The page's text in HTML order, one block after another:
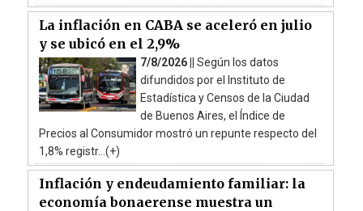
La inflación en CABA se aceleró en julio
y se ubicó en el 2,9%
7/8/2026 || Según los datos
difundidos por el Instituto de
Estadística y Censos de la Ciudad
de Buenos Aires, el Índice de
Precios al Consumidor mostró un repunte respecto del
1,8% registr...(+)
Inflación y endeudamiento familiar: la
economía bonaerense muestra un